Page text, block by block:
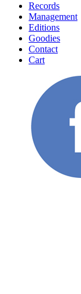
Records
Management
Editions
Goodies
Contact
Cart